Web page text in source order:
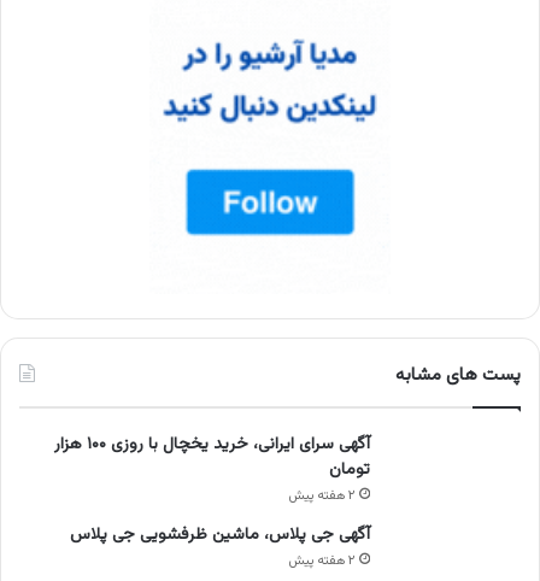
پست های مشابه
آگهی سرای ایرانی، خرید یخچال با روزی ۱۰۰ هزار
تومان
۲ هفته پیش
آگهی جی پلاس، ماشین ظرفشویی جی پلاس
۲ هفته پیش